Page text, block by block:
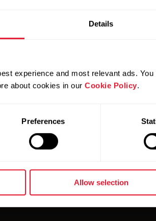
Details
experience and most relevant ads.
about cookies in our Cookie Policy.
Preferences
Allow selection